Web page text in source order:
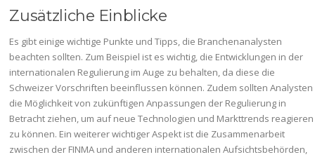
Zusätzliche Einblicke
Es gibt einige wichtige Punkte und Tipps, die Branchenanalysten
beachten sollten. Zum Beispiel ist es wichtig, die Entwicklungen in der
internationalen Regulierung im Auge zu behalten, da diese die
Schweizer Vorschriften beeinflussen können. Zudem sollten Analysten
die Möglichkeit von zukünftigen Anpassungen der Regulierung in
Betracht ziehen, um auf neue Technologien und Markttrends reagieren
zu können. Ein weiterer wichtiger Aspekt ist die Zusammenarbeit
zwischen der FINMA und anderen internationalen Aufsichtsbehörden,